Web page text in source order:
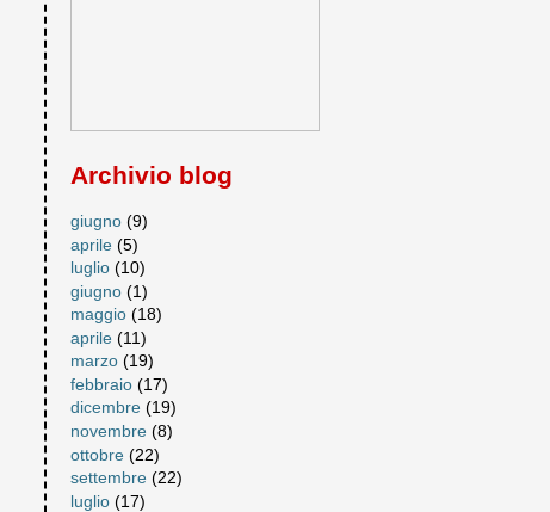
Archivio blog
giugno (9)
aprile (5)
luglio (10)
giugno (1)
maggio (18)
aprile (11)
marzo (19)
febbraio (17)
dicembre (19)
novembre (8)
ottobre (22)
settembre (22)
luglio (17)